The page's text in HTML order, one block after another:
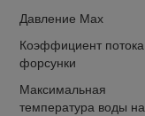
Давление Max
Коэффициент потока
форсунки
Максимальная
температура воды на